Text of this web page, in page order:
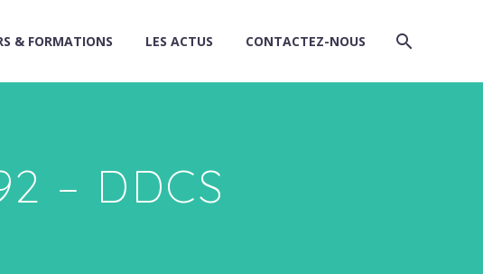
& FORMATIONS LES ACTUS CONTACTEZ-NOUS
– DDCS